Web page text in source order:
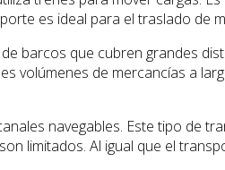
es ideal para el traslado de
barcos que cubren grandes
volúmenes de mercancías a
navegables. Este tipo de
limitados. Al igual que el